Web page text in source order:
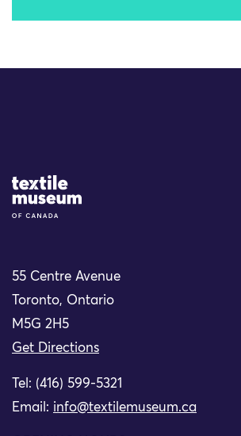
Site Logo
55 Centre Avenue
Toronto, Ontario
M5G 2H5
Get Directions
Tel: (416) 599-5321
Email: info@textilemuseum.ca